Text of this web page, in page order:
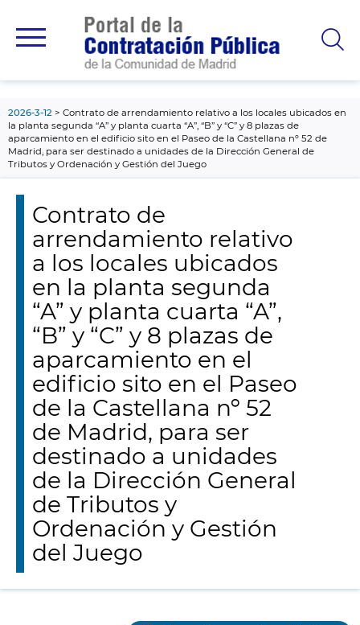
principal
2026-3-12
Contrato de arrendamiento relativo a los locales ubicados en
la planta segunda “A” y planta cuarta “A”, “B” y “C” y 8 plazas de
aparcamiento en el edificio sito en el Paseo de la Castellana nº 52 de
Madrid, para ser destinado a unidades de la Dirección General de
Tributos y Ordenación y Gestión del Juego
Contrato de
arrendamiento relativo
a los locales ubicados
en la planta segunda
“A” y planta cuarta “A”,
“B” y “C” y 8 plazas de
aparcamiento en el
edificio sito en el Paseo
de la Castellana nº 52
de Madrid, para ser
destinado a unidades
de la Dirección General
de Tributos y
Ordenación y Gestión
del Juego